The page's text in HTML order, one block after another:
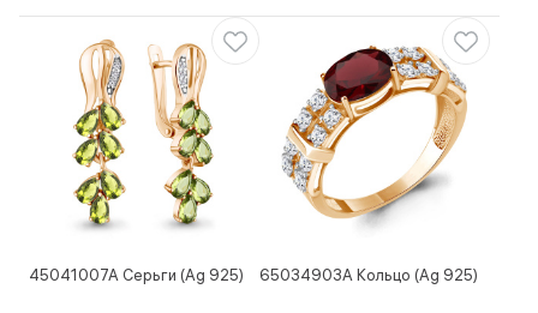
45041007А Серьги (Ag 925) 65034903А Кольцо (Ag 925)